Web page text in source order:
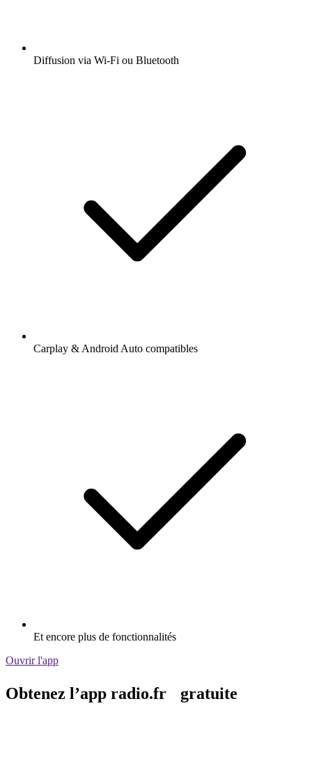
Diffusion via Wi-Fi ou Bluetooth
Carplay & Android Auto compatibles
Et encore plus de fonctionnalités
Ouvrir l'app
Obtenez l’app radio.fr gratuite